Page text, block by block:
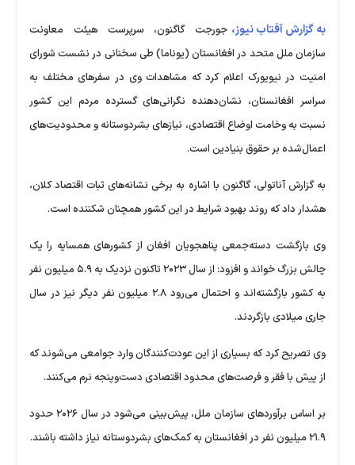
به گزارش آفتاب نیوز، جورجت گاگنون، سرپرست هیئت معاونت
سازمان ملل متحد در افغانستان (یوناما) طی سخنانی در نشست شورای
امنیت در نیویورک اعلام کرد که مشاهدات وی در سفر‌های مختلف به
سراسر افغانستان، نشان‌دهنده نگرانی‌های گسترده مردم این کشور
نسبت به وخامت اوضاع اقتصادی، نیاز‌های بشردوستانه و محدودیت‌های
اعمال‌شده بر حقوق بنیادین است.
به گزارش آناتولی، گاگنون با اشاره به برخی نشانه‌های ثبات اقتصاد کلان،
هشدار داد که روند بهبود شرایط در این کشور همچنان شکننده است.
وی بازگشت دسته‌جمعی پناهجویان افغان از کشور‌های همسایه را یک
چالش بزرگ خواند و افزود: از سال ۲۰۲۳ تاکنون نزدیک به ۵.۹ میلیون نفر
به کشور بازگشته‌اند و احتمال می‌رود ۲.۸ میلیون نفر دیگر نیز در سال
جاری میلادی بازگردند.
وی تصریح کرد که بسیاری از این عودت‌کنندگان وارد جوامعی می‌شوند که
از پیش با فقر و فرصت‌های محدود اقتصادی دست‌وپنجه نرم می‌کنند.
بر اساس برآورد‌های سازمان ملل، پیش‌بینی می‌شود در سال ۲۰۲۶ حدود
۲۱.۹ میلیون نفر در افغانستان به کمک‌های بشردوستانه نیاز داشته باشند.